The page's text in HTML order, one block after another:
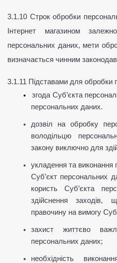
3.1.10 Cтрок обробки
Інтернет магазином
персональних даних, мети
визначається чинним
3.1.11 Підставами для обробки
згода Суб’єкта
персональних даних.
дозвіл на обробку
володільцю
закону виключно для
укладення та виконання
Суб’єкт персональних
користь Суб’єкта
здійснення заходів,
правочину на вимогу
захист життєво
персональних даних;
необхідність